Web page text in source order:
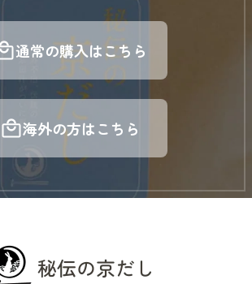
通常の購入はこちら
海外の方はこちら